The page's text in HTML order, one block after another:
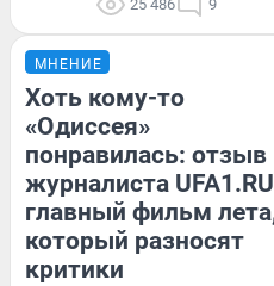
25 486 9
МНЕНИЕ
Хоть кому-то
«Одиссея»
понравилась: отзыв
журналиста
главный фильм
который разносят
критики